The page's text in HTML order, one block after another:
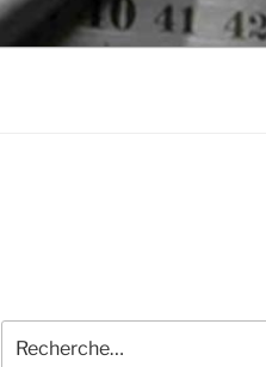
pour